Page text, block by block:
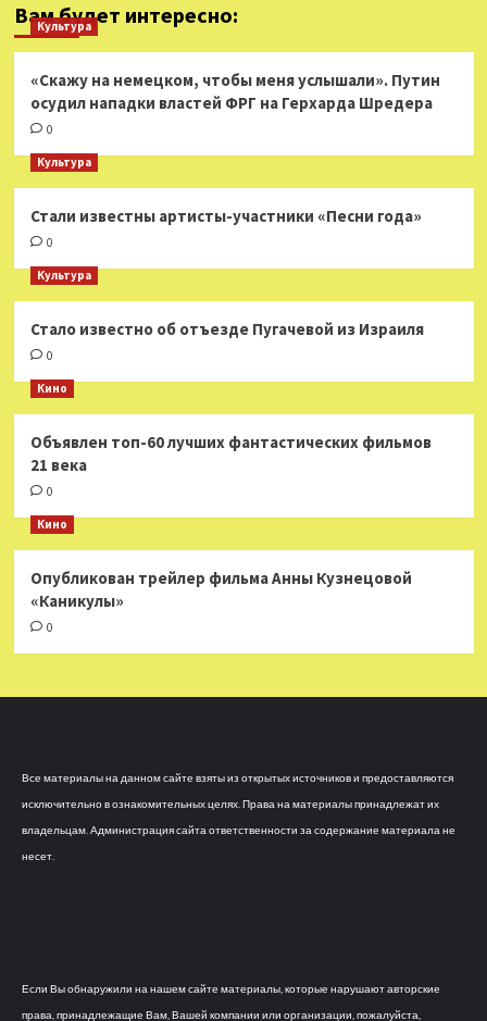
Вам будет интересно:
Культура
«Скажу на немецком, чтобы меня услышали». Путин
осудил нападки властей ФРГ на Герхарда Шредера
0
Культура
Стали известны артисты-участники «Песни года»
0
Культура
Стало известно об отъезде Пугачевой из Израиля
0
Кино
Объявлен топ-60 лучших фантастических фильмов
21 века
0
Кино
Опубликован трейлер фильма Анны Кузнецовой
«Каникулы»
0
Все материалы на данном сайте взяты из открытых источников и предоставляются
исключительно в ознакомительных целях. Права на материалы принадлежат их
владельцам. Администрация сайта ответственности за содержание материала не
несет.
Если Вы обнаружили на нашем сайте материалы, которые нарушают авторские
права, принадлежащие Вам, Вашей компании или организации, пожалуйста,